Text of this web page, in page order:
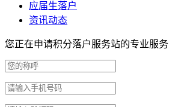
应届生落户
资讯动态
您正在申请积分落户服务站的专业服务